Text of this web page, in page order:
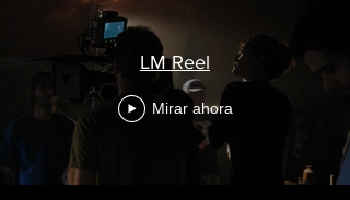
LM Reel
Mirar ahora